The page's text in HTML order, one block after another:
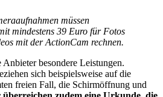
müssen
mindestens 39 Euro für Fotos
mit der ActionCam rechnen.
besondere Leistungen.
sich beispielsweise auf die
freien Fall, die Schirmöffnung und